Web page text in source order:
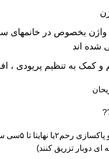
بخصوص در خانمهای
شده اند
و کمک به تنظیم پریودی ،
برای
ای دوبار تزریق کنند)